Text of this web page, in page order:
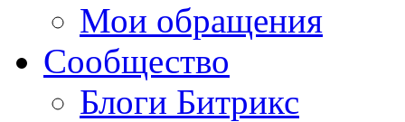
Мои обращения
Сообщество
Блоги Битрикс